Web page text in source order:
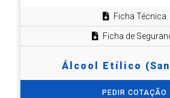
Ficha Técnica
Ficha de
Álcool Etílico
PEDIR COTAÇÃO